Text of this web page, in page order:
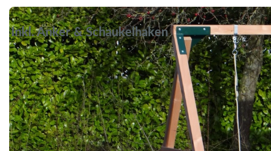
Inkl. Anker & Schaukelhaken